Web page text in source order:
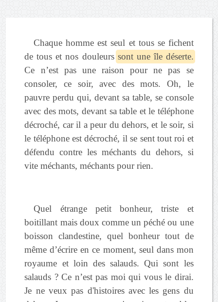
Chaque homme est seul et tous se fichent
de tous et nos douleurs sont une île déserte.
Ce n’est pas une raison pour ne pas se
consoler, ce soir, avec des mots. Oh, le
pauvre perdu qui, devant sa table, se console
avec des mots, devant sa table et le téléphone
décroché, car il a peur du dehors, et le soir, si
le téléphone est décroché, il se sent tout roi et
défendu contre les méchants du dehors, si
vite méchants, méchants pour rien.
Quel étrange petit bonheur, triste et
boitillant mais doux comme un péché ou une
boisson clandestine, quel bonheur tout de
même d’écrire en ce moment, seul dans mon
royaume et loin des salauds. Qui sont les
salauds ? Ce n’est pas moi qui vous le dirai.
Je ne veux pas d'histoires avec les gens du